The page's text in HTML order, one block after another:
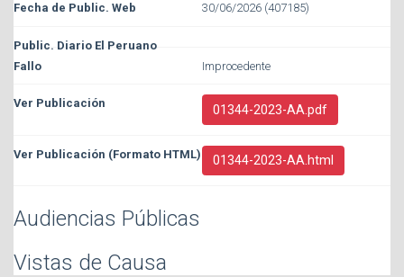
30/06/2026 (407185)
Improcedente
01344-2023-AA.pdf
01344-2023-AA.html
Audiencias Públicas
Vistas de Causa